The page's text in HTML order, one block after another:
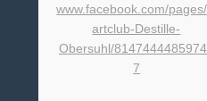
www.facebook.com/
artclub-Destille-
Obersuhl/
7